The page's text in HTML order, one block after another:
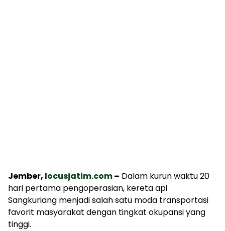
Jember, locusjatim.com– Dalam kurun waktu 20
hari pertama pengoperasian, kereta api
Sangkuriang menjadi salah satu moda transportasi
favorit masyarakat dengan tingkat okupansi yang
tinggi.